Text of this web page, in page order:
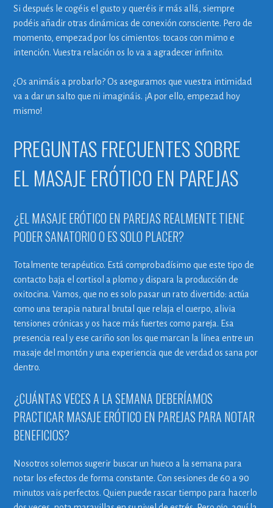
Si después le cogéis el gusto y queréis ir más allá, siempre
podéis añadir otras dinámicas de conexión consciente. Pero de
momento, empezad por los cimientos: tocaos con mimo e
intención. Vuestra relación os lo va a agradecer infinito.
¿Os animáis a probarlo? Os aseguramos que vuestra intimidad
va a dar un salto que ni imagináis. ¡A por ello, empezad hoy
mismo!
PREGUNTAS FRECUENTES SOBRE
EL MASAJE ERÓTICO EN PAREJAS
¿EL MASAJE ERÓTICO EN PAREJAS REALMENTE TIENE
PODER SANATORIO O ES SOLO PLACER?
Totalmente terapéutico. Está comprobadísimo que este tipo de
contacto baja el cortisol a plomo y dispara la producción de
oxitocina. Vamos, que no es solo pasar un rato divertido: actúa
como una terapia natural brutal que relaja el cuerpo, alivia
tensiones crónicas y os hace más fuertes como pareja. Esa
presencia real y ese cariño son los que marcan la línea entre un
masaje del montón y una experiencia que de verdad os sana por
dentro.
¿CUÁNTAS VECES A LA SEMANA DEBERÍAMOS
PRACTICAR MASAJE ERÓTICO EN PAREJAS PARA NOTAR
BENEFICIOS?
Nosotros solemos sugerir buscar un hueco a la semana para
notar los efectos de forma constante. Con sesiones de 60 a 90
minutos vais perfectos. Quien puede rascar tiempo para hacerlo